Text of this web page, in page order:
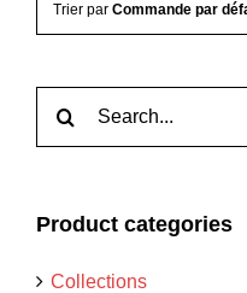
Trier par Commande par
Product categories
Collections